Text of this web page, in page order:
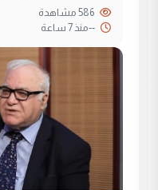
--منذ 7 ساعة